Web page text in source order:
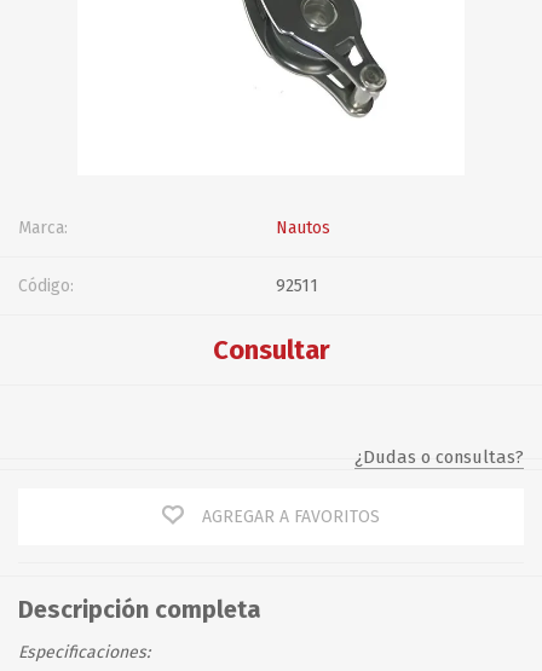
Marca: Nautos
Código: 92511
Consultar
¿Dudas o consultas?
AGREGAR A FAVORITOS
Descripción completa
Especificaciones: